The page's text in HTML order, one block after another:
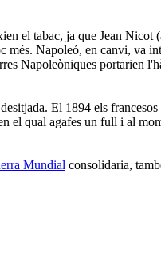
el tabac, ja que Jean Nicot
Napoleó, en canvi, va
Napoleòniques portarien
El 1894 els
el qual agafes un full i al
Mundial consolidaria,